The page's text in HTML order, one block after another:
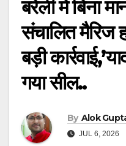
बरेली में बिना
संचालित मैरिज
बड़ी
गया सील..
By Alok
JUL 6, 2026